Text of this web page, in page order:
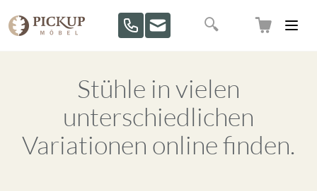
Suche
Stühle in vielen
unterschiedlichen
Variationen online finden.